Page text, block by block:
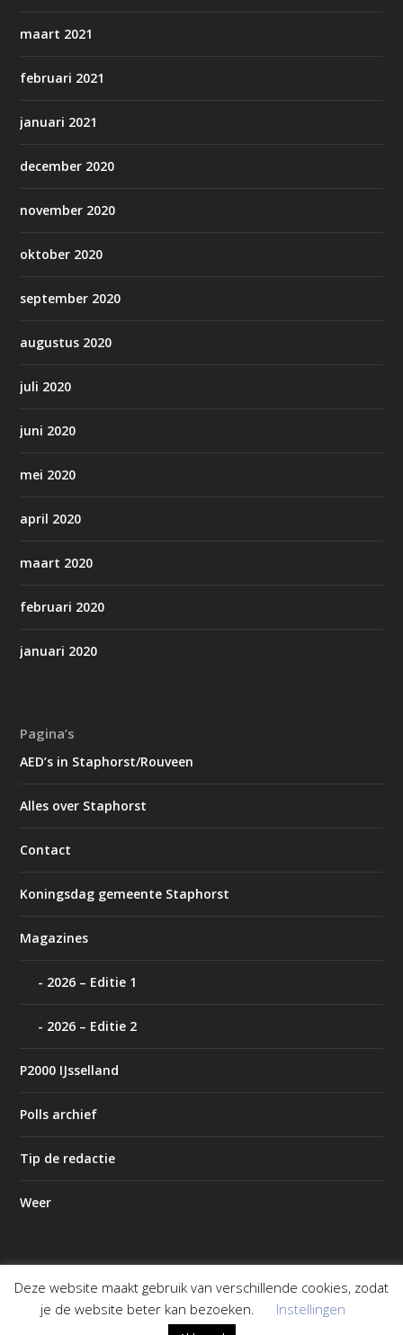
maart 2021
februari 2021
januari 2021
december 2020
november 2020
oktober 2020
september 2020
augustus 2020
juli 2020
juni 2020
mei 2020
april 2020
maart 2020
februari 2020
januari 2020
Pagina’s
AED’s in Staphorst/Rouveen
Alles over Staphorst
Contact
Koningsdag gemeente Staphorst
Magazines
2026 – Editie 1
2026 – Editie 2
P2000 IJsselland
Polls archief
Tip de redactie
Weer
Ontworpen doorElegant Themes | Mogelijk gemaakt door
WordPress
Deze website maakt gebruik van verschillende cookies, zodat
je de website beter kan bezoeken.
Instellingen